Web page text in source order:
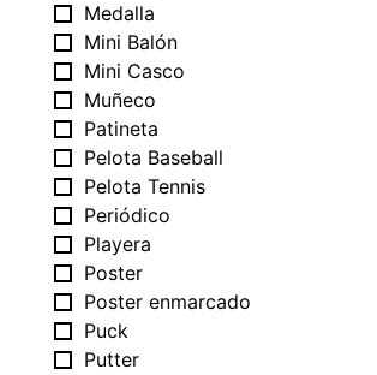
Medalla
Mini Balón
Mini Casco
Muñeco
Patineta
Pelota Baseball
Pelota Tennis
Periódico
Playera
Poster
Poster enmarcado
Puck
Putter